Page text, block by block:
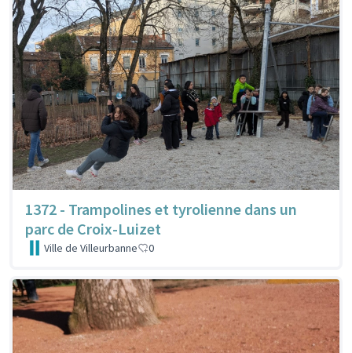
1372 - Trampolines et tyrolienne dans un
parc de Croix-Luizet
Ville de Villeurbanne 0